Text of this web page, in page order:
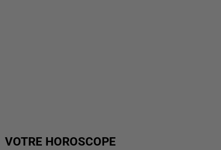
VOTRE HOROSCOPE